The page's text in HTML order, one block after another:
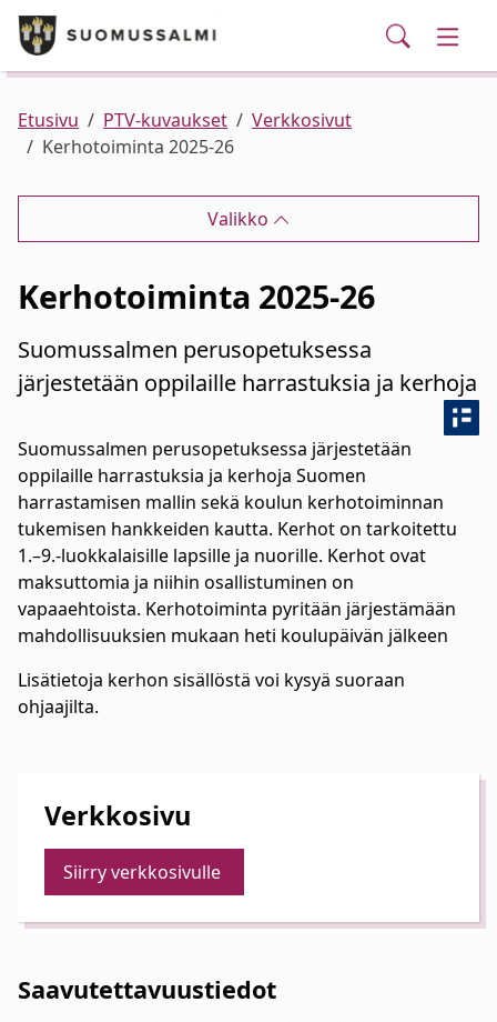
Siirry pääsisältöön
Puhelinluettelo/yhteystiedot
Palvelut
Ajankohtaista
Verkkokauppa
Haku
Kunta ja hallinto
Asuminen ja ympäristö
Elinvoima
Kulttuuri, vapaa-aika ja nuoret
Etusivu PTV-kuvaukset
Verkkosivut
Kerhotoiminta 2025-26
Valikko
Kerhotoiminta 2025-26
Suomussalmen perusopetuksessa
järjestetään oppilaille harrastuksia ja kerhoja
Suomussalmen perusopetuksessa järjestetään
oppilaille harrastuksia ja kerhoja Suomen
harrastamisen mallin sekä koulun kerhotoiminnan
tukemisen hankkeiden kautta. Kerhot on tarkoitettu
1.–9.-luokkalaisille lapsille ja nuorille. Kerhot ovat
maksuttomia ja niihin osallistuminen on
vapaaehtoista. Kerhotoiminta pyritään järjestämään
mahdollisuuksien mukaan heti koulupäivän jälkeen
Lisätietoja kerhon sisällöstä voi kysyä suoraan
ohjaajilta.
Verkkosivu
Siirry verkkosivulle
Saavutettavuustiedot